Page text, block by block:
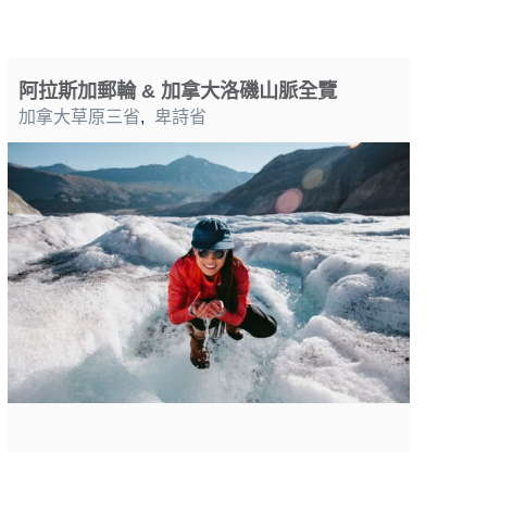
阿拉斯加郵輪 & 加拿大洛磯山脈全覽
加拿大草原三省, 卑詩省